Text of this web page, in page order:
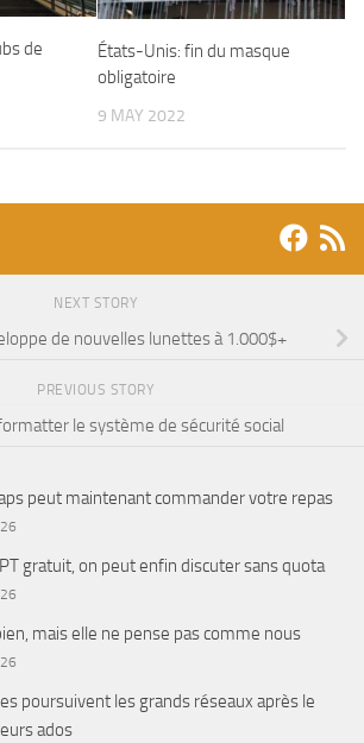
de
États-Unis: fin du masque
obligatoire
9 MAY 2022
NEXT STORY
de nouvelles lunettes à 1.000$+
PREVIOUS STORY
le système de sécurité social
peut maintenant commander votre repas
gratuit, on peut enfin discuter sans quota
mais elle ne pense pas comme nous
poursuivent les grands réseaux après le
ados